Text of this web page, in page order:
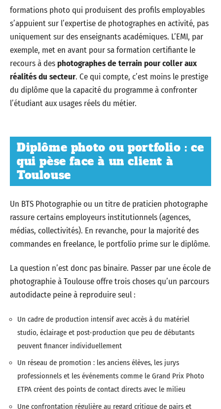
formations photo qui produisent des profils employables
s’appuient sur l’expertise de photographes en activité, pas
uniquement sur des enseignants académiques. L’EMI, par
exemple, met en avant pour sa formation certifiante le
recours à desphotographes de terrain pour coller aux
réalités du secteur. Ce qui compte, c’est moins le prestige
du diplôme que la capacité du programme à confronter
l’étudiant aux usages réels du métier.
Diplôme photo ou portfolio : ce
qui pèse face à un client à
Toulouse
Un BTS Photographie ou un titre de praticien photographe
rassure certains employeurs institutionnels (agences,
médias, collectivités). En revanche, pour la majorité des
commandes en freelance, le portfolio prime sur le diplôme.
La question n’est donc pas binaire. Passer par une école de
photographie à Toulouse offre trois choses qu’un parcours
autodidacte peine à reproduire seul :
Un cadre de production intensif avec accès à du matériel
studio, éclairage et post-production que peu de débutants
peuvent financer individuellement
Un réseau de promotion : les anciens élèves, les jurys
professionnels et les événements comme le Grand Prix Photo
ETPA créent des points de contact directs avec le milieu
Une confrontation régulière au regard critique de pairs et